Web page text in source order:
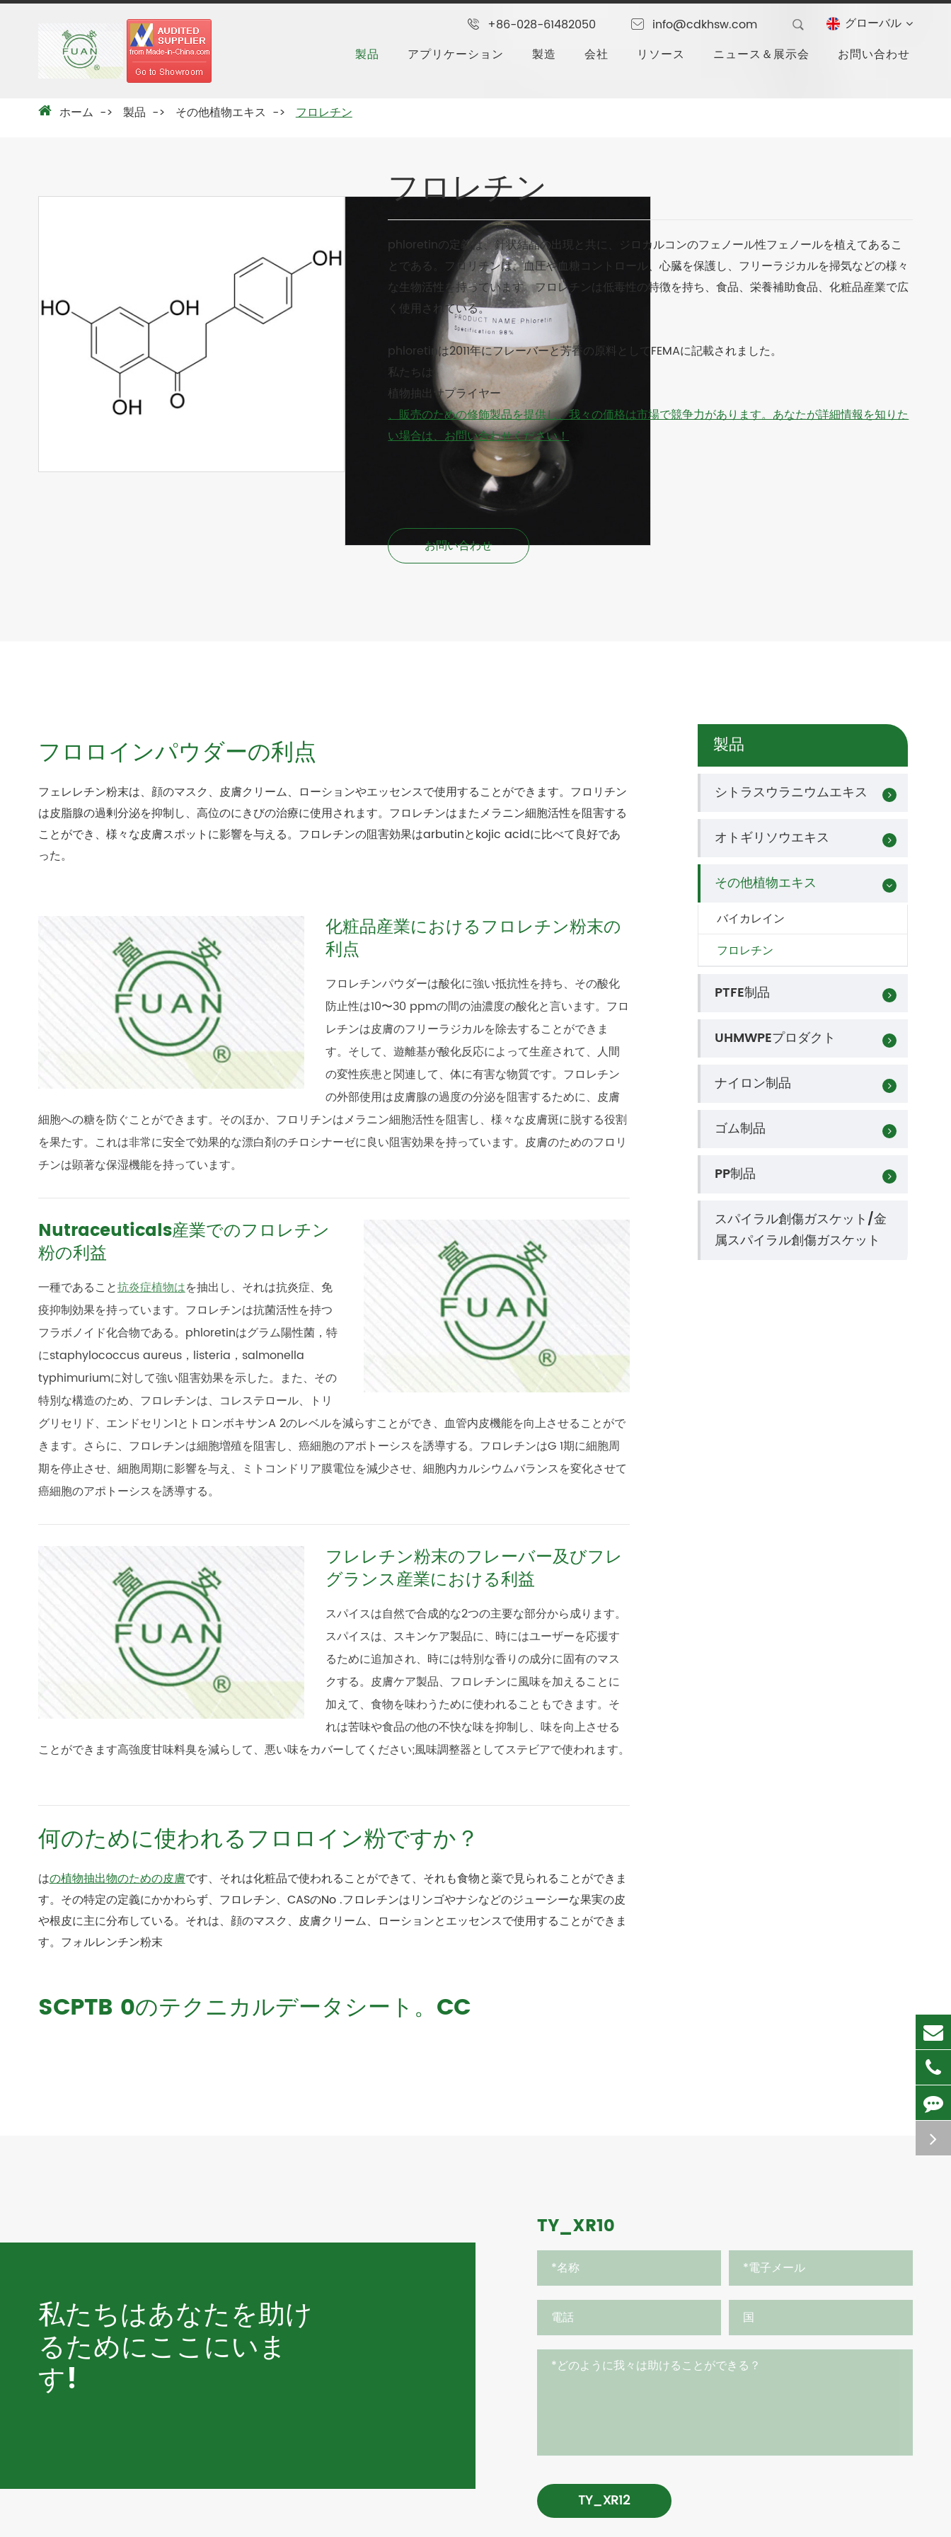
+86-028-61482050 info@cdkhsw.com
グローバル
製品
アプリケーション 製造 会社 リソース ニュース＆展示会 お問い合わせ
ホーム 製品 その他植物エキス フロレチン
フロレチン
phloretinの定義は、針状結晶の出現と共に、ジロカルコンのフェノール性フェノールを植えてあるこ
とである。フロリチンは、血圧や血糖コントロール、心臓を保護し、フリーラジカルを掃気などの様々
な生物活性を持っています。フロレチンは低毒性の特徴を持ち、食品、栄養補助食品、化粧品産業で広
く使用されている。
phloretinは2011年にフレーバーと芳香の原料としてFEMAに記載されました。
私たちは
植物抽出サプライヤー
、販売のための修飾製品を提供し、我々の価格は市場で競争力があります。あなたが詳細情報を知りた
い場合は、お問い合わせください！
お問い合わせ
フロロインパウダーの利点
フェレレチン粉末は、顔のマスク、皮膚クリーム、ローションやエッセンスで使用することができます。フロリチン
は皮脂腺の過剰分泌を抑制し、高位のにきびの治療に使用されます。フロレチンはまたメラニン細胞活性を阻害する
ことができ、様々な皮膚スポットに影響を与える。フロレチンの阻害効果はarbutinとkojic acidに比べて良好であ
った。
化粧品産業におけるフロレチン粉末の
利点
フロレチンパウダーは酸化に強い抵抗性を持ち、その酸化
防止性は10〜30 ppmの間の油濃度の酸化と言います。フロ
レチンは皮膚のフリーラジカルを除去することができま
す。そして、遊離基が酸化反応によって生産されて、人間
の変性疾患と関連して、体に有害な物質です。フロレチン
の外部使用は皮膚腺の過度の分泌を阻害するために、皮膚
細胞への糖を防ぐことができます。そのほか、フロリチンはメラニン細胞活性を阻害し、様々な皮膚斑に脱する役割
を果たす。これは非常に安全で効果的な漂白剤のチロシナーゼに良い阻害効果を持っています。皮膚のためのフロリ
チンは顕著な保湿機能を持っています。
Nutraceuticals産業でのフロレチン
粉の利益
一種であること抗炎症植物はを抽出し、それは抗炎症、免
疫抑制効果を持っています。フロレチンは抗菌活性を持つ
フラボノイド化合物である。phloretinはグラム陽性菌，特
にstaphylococcus aureus，listeria，salmonella
typhimuriumに対して強い阻害効果を示した。また、その
特別な構造のため、フロレチンは、コレステロール、トリ
グリセリド、エンドセリン1とトロンボキサンA 2のレベルを減らすことができ、血管内皮機能を向上させることがで
きます。さらに、フロレチンは細胞増殖を阻害し、癌細胞のアポトーシスを誘導する。フロレチンはG 1期に細胞周
期を停止させ、細胞周期に影響を与え、ミトコンドリア膜電位を減少させ、細胞内カルシウムバランスを変化させて
癌細胞のアポトーシスを誘導する。
フレレチン粉末のフレーバー及びフレ
グランス産業における利益
スパイスは自然で合成的な2つの主要な部分から成ります。
スパイスは、スキンケア製品に、時にはユーザーを応援す
るために追加され、時には特別な香りの成分に固有のマス
クする。皮膚ケア製品、フロレチンに風味を加えることに
加えて、食物を味わうために使われることもできます。そ
れは苦味や食品の他の不快な味を抑制し、味を向上させる
ことができます高強度甘味料臭を減らして、悪い味をカバーしてください;風味調整器としてステビアで使われます。
何のために使われるフロロイン粉ですか？
はの植物抽出物のための皮膚です、それは化粧品で使われることができて、それも食物と薬で見られることができま
す。その特定の定義にかかわらず、フロレチン、CASのNo .フロレチンはリンゴやナシなどのジューシーな果実の皮
や根皮に主に分布している。それは、顔のマスク、皮膚クリーム、ローションとエッセンスで使用することができま
す。フォルレンチン粉末
SCPTB 0のテクニカルデータシート。CC
製品
シトラスウラニウムエキス
オトギリソウエキス
その他植物エキス
バイカレイン
フロレチン
PTFE制品
UHMWPEプロダクト
ナイロン制品
ゴム制品
PP制品
スパイラル創傷ガスケット/金
属スパイラル創傷ガスケット
私たちはあなたを助け
るためにここにいま
す!
TY_XR10
TY_XR12